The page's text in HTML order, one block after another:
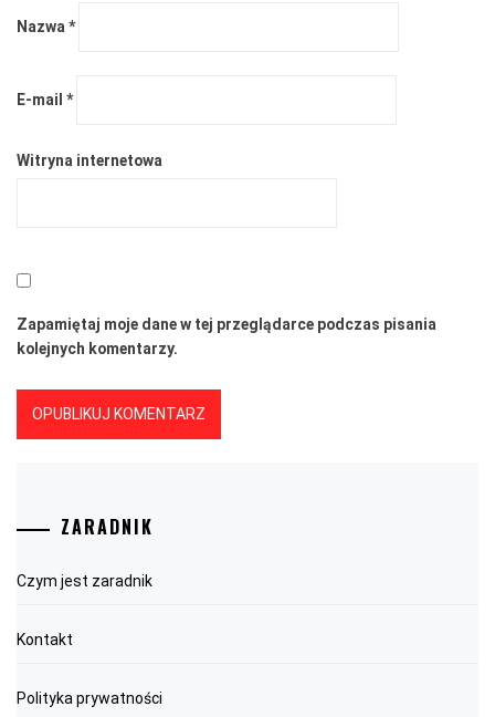
Nazwa*
E-mail *
Witryna internetowa
Zapamiętaj moje dane w tej przeglądarce podczas pisania
kolejnych komentarzy.
ZARADNIK
Czym jest zaradnik
Kontakt
Polityka prywatności